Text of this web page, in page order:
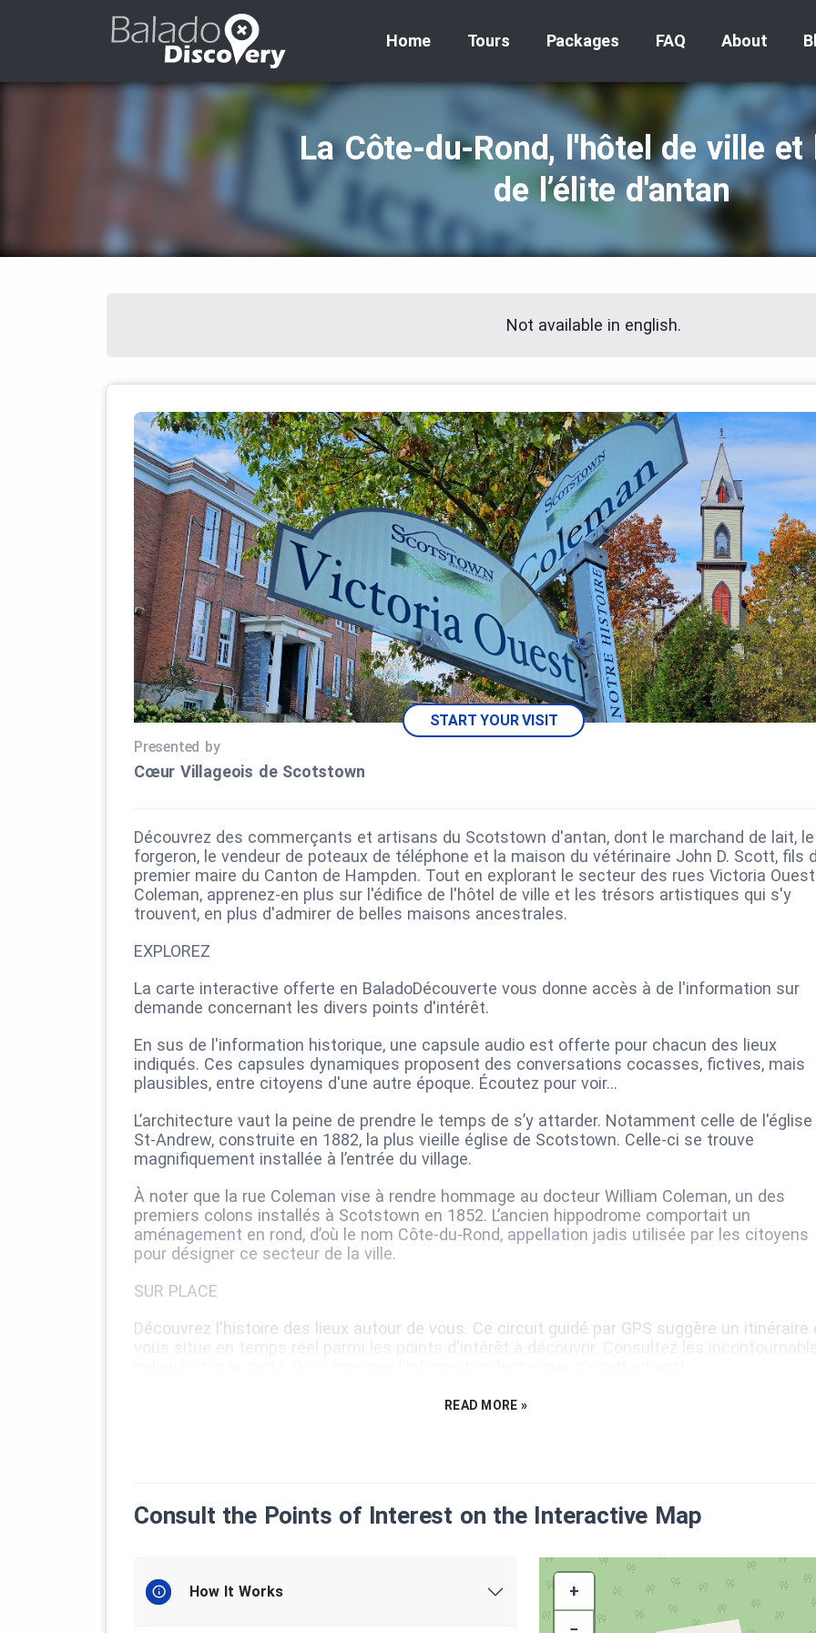
Home Tours Packages FAQ About
La Côte‑du‑Rond, l'hôtel de ville
de l’élite d'antan
Not available in english.
START YOUR VISIT
Presented by
Cœur Villageois de Scotstown
Découvrez des commerçants et artisans du Scotstown d'antan, dont le marchand de lait, le
forgeron, le vendeur de poteaux de téléphone et la maison du vétérinaire John D. Scott, fils
premier maire du Canton de Hampden. Tout en explorant le secteur des rues Victoria
Coleman, apprenez-en plus sur l'édifice de l'hôtel de ville et les trésors artistiques qui s'y
trouvent, en plus d'admirer de belles maisons ancestrales.
EXPLOREZ
La carte interactive offerte en BaladoDécouverte vous donne accès à de l'information sur
demande concernant les divers points d'intérêt.
En sus de l'information historique, une capsule audio est offerte pour chacun des lieux
indiqués. Ces capsules dynamiques proposent des conversations cocasses, fictives, mais
plausibles, entre citoyens d'une autre époque. Écoutez pour voir…
L’architecture vaut la peine de prendre le temps de s’y attarder. Notamment celle de l'église
St-Andrew, construite en 1882, la plus vieille église de Scotstown. Celle-ci se trouve
magnifiquement installée à l’entrée du village.
À noter que la rue Coleman vise à rendre hommage au docteur William Coleman, un des
premiers colons installés à Scotstown en 1852. L’ancien hippodrome comportait un
aménagement en rond, d’où le nom Côte-du-Rond, appellation jadis utilisée par les citoyens
pour désigner ce secteur de la ville.
SUR PLACE
Découvrez l'histoire des lieux autour de vous. Ce circuit guidé par GPS suggère un itinéraire
vous situe en temps réel parmi les points d'intérêt à découvrir. Consultez les
Départ suggéré : Depuis l'Hôtel de ville. Le parcours s'effectue sur une partie de la rue
de l'application BaladoDécouverte.
READ MORE »
Consult the Points of Interest on the Interactive Map
How It Works
+